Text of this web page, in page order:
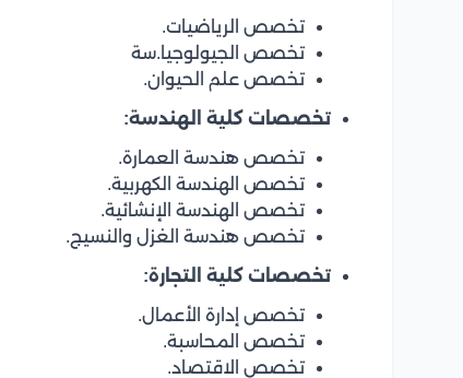
تخصص الرياضيات.
تخصص الجيولوجيا.سة
تخصص علم الحيوان.
تخصصات كلية الهندسة:
تخصص هندسة العمارة.
تخصص الهندسة الكهربية.
تخصص الهندسة الإنشائية.
تخصص هندسة الغزل والنسيج.
تخصصات كلية التجارة:
تخصص إدارة الأعمال.
تخصص المحاسبة.
تخصص الاقتصاد.